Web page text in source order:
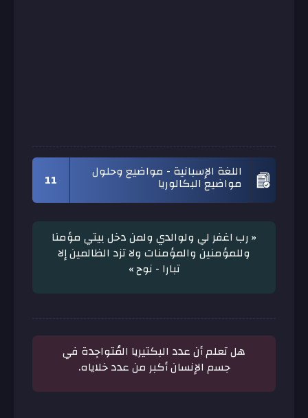
اللغة الإسبانية - مواضيع وحلول
مواضيع البكالوريا 11
« رب اغفر لي ولوالدي ولمن دخل بيتي مؤمنا
وللمؤمنين والمؤمنات ولا تزد الظالمين إلا
تبارا - نوح »
هل تعلم أن عدد البكتيريا المُتواجِدة في
جسم الإنسان أكبر من عدد خلاياه.